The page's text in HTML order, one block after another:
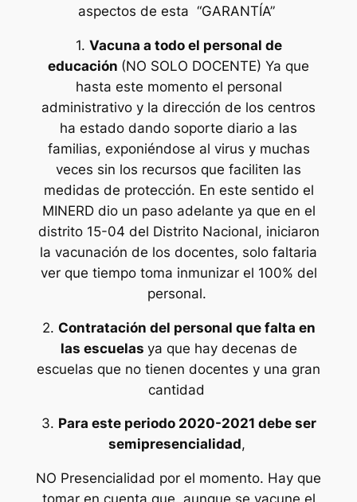
aspectos de esta “GARANTÍA”
1. Vacuna a todo el personal de
educación (NO SOLO DOCENTE) Ya que
hasta este momento el personal
administrativo y la dirección de los centros
ha estado dando soporte diario a las
familias, exponiéndose al virus y muchas
veces sin los recursos que faciliten las
medidas de protección. En este sentido el
MINERD dio un paso adelante ya que en el
distrito 15-04 del Distrito Nacional, iniciaron
la vacunación de los docentes, solo faltaria
ver que tiempo toma inmunizar el 100% del
personal.
2. Contratación del personal que falta en
las escuelas ya que hay decenas de
escuelas que no tienen docentes y una gran
cantidad
3. Para este periodo 2020-2021 debe ser
semipresencialidad,
NO Presencialidad por el momento. Hay que